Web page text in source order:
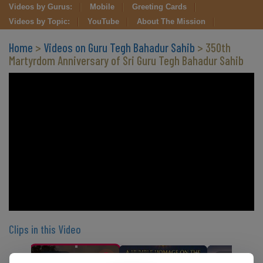
Videos by Gurus: Mobile
Greeting Cards
Videos by Topic:
YouTube About The Mission
Home > Videos on Guru Tegh Bahadur Sahib > 350th
Martyrdom Anniversary of Sri Guru Tegh Bahadur Sahib
Clips in this Video